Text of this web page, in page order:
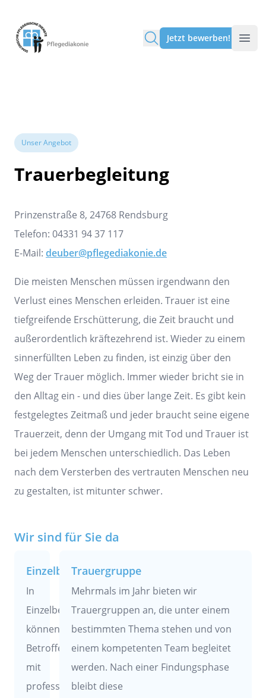
Pflegediakonie Alten Eichen
Jetzt bewerben!
Unser Angebot
Trauerbegleitung
Prinzenstraße 8, 24768 Rendsburg
Telefon: 04331 94 37 117
E-Mail: deuber@pflegediakonie.de
Die meisten Menschen müssen irgendwann den
Verlust eines Menschen erleiden. Trauer ist eine
tiefgreifende Erschütterung, die Zeit braucht und
außerordentlich kräftezehrend ist. Wieder zu einem
sinnerfüllten Leben zu finden, ist einzig über den
Weg der Trauer möglich. Immer wieder bricht sie in
den Alltag ein - und dies über lange Zeit. Es gibt kein
festgelegtes Zeitmaß und jeder braucht seine eigene
Trauerzeit, denn der Umgang mit Tod und Trauer ist
bei jedem Menschen unterschiedlich. Das Leben
nach dem Versterben des vertrauten Menschen neu
zu gestalten, ist mitunter schwer.
Wir sind für Sie da
Einzelbegleitung
In
Einzelbegleitungen
können
Betroffene
mit
professionellen
Trauergruppe
Mehrmals im Jahr bieten wir
Trauergruppen an, die unter einem
bestimmten Thema stehen und von
einem kompetenten Team begleitet
werden. Nach einer Findungsphase
bleibt diese